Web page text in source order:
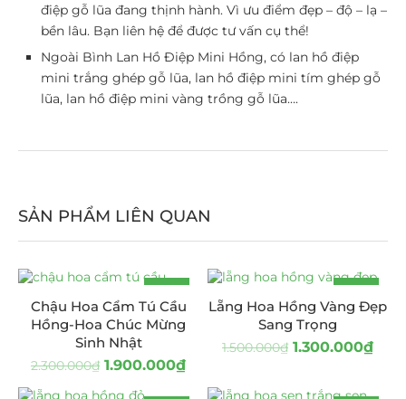
điệp gỗ lũa đang thịnh hành. Vì ưu điểm đẹp – độ – lạ –
bền lâu. Bạn liên hệ để được tư vấn cụ thể!
Ngoài Bình Lan Hồ Điệp Mini Hồng, có lan hồ điệp
mini trắng ghép gỗ lũa, lan hồ điệp mini tím ghép gỗ
lũa, lan hồ điệp mini vàng trồng gỗ lũa….
SẢN PHẨM LIÊN QUAN
-17%
Chậu Hoa Cẩm Tú Cầu
Hồng-Hoa Chúc Mừng
Sinh Nhật
2.300.000₫ 1.900.000₫
-13%
HOT
Lẵng Hoa Hồng Vàng Đẹp
Sang Trọng
1.500.000₫ 1.300.000₫